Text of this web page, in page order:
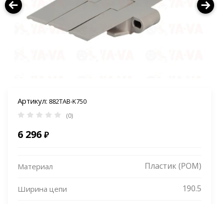
Артикул: 882TAB-K750
(0)
6 296 ₽
Материал Пластик (POM)
Ширина цепи 190.5